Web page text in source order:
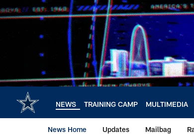
to
NEWS TRAINING CAMP MULTIMEDIA
News Home Updates Mailbag